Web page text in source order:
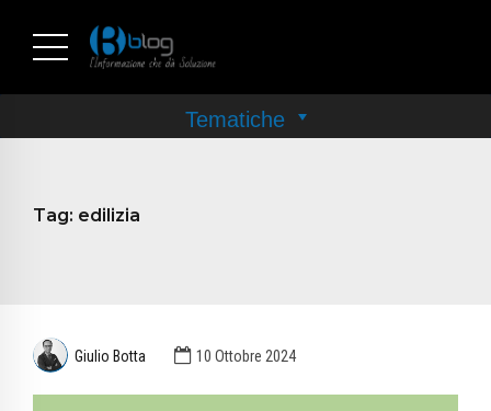
Tag: edilizia
Giulio Botta 10 Ottobre 2024